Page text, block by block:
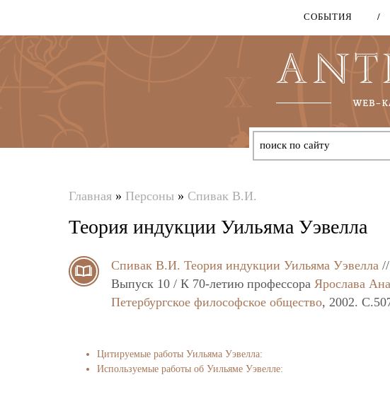
СОБЫТИЯ
здесь
Главная » Персоны » Спивак В.И.
Теория индукции Уильяма Уэвелла
Спивак В.И. Теория индукции Уильяма Уэвелла //
Выпуск 10 / К 70-летию профессора Ярослава
Петербургское философское общество, 2002.
Цитируемые работы Уильяма Уэвелла:
Используемые работы об Уильяме Уэвелле: